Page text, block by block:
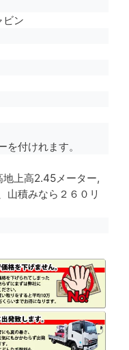
ビン
付けれます。
上高2.45メーター,
山積みなら２６０リ